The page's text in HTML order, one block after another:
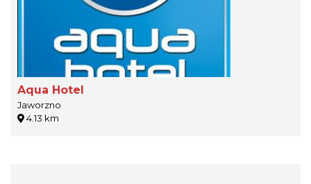
Aqua Hotel
Jaworzno
4.13 km